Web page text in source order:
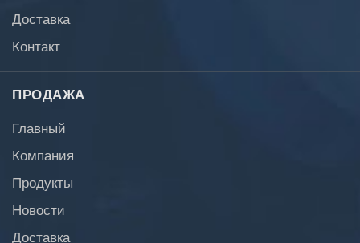
Доставка
Контакт
ПРОДАЖА
Главный
Компания
Продукты
Новости
Доставка